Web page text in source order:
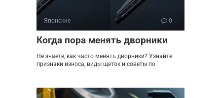
Японские 0
Когда пора менять дворники
Не знаете, как часто менять дворники? Узнайте
признаки износа, виды щеток и советы по